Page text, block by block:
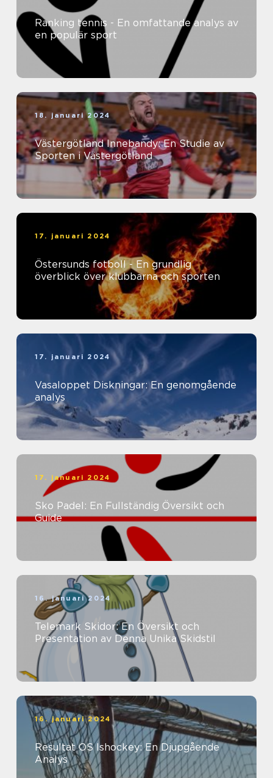
Ranking tennis - En omfattande analys av
en populär sport
18. januari 2024
Västergötland Innebandy: En Studie av
Sporten i Västergötland
17. januari 2024
Östersunds fotboll - En grundlig
överblick över klubbarna och sporten
17. januari 2024
Vasaloppet Diskningar: En genomgående
analys
17. januari 2024
Sko Padel: En Fullständig Översikt och
Guide
16. januari 2024
Telemark Skidor: En Översikt och
Presentation av Denna Unika Skidstil
16. januari 2024
Resultat OS Ishockey: En Djupgående
Analys